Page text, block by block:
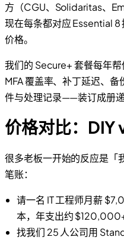
方（CGU、Solidaritas、
现在每条都对应 Essential
价格。
我们的 Secure+ 套餐每年帮
MFA 覆盖率、补丁延迟、
件与处理记录——装订成册递
价格对比：DIY
很多老板一开始的反应是「
笔账：
请一名 IT 工程师月薪
本，年支出约
找我们 25 人公司用